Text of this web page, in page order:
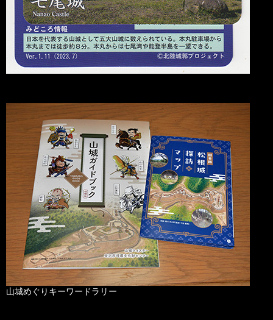
山城めぐりキーワードラリー